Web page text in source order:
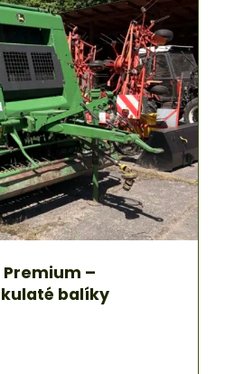
Premium –
balíky